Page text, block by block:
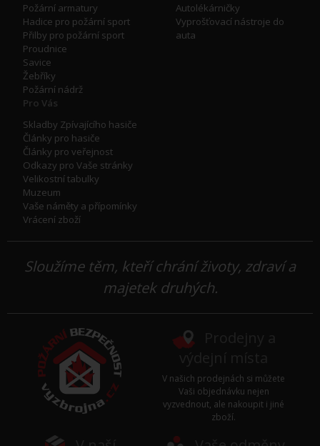
Požární armatury
Hadice pro požární sport
Přilby pro požární sport
Proudnice
Savice
Žebříky
Požární nádrž
Autolékárničky
Vyprošťovací nástroje do
auta
Pro Vás
Skladby Zpívajícího hasiče
Články pro hasiče
Články pro veřejnost
Odkazy pro Vaše stránky
Velikostní tabulky
Muzeum
Vaše náměty a přípomínky
Vrácení zboží
Sloužíme těm, kteří chrání životy, zdraví a
majetek druhých.
V našich prodejnách si můžete
Vaši objednávku nejen
vyzvednout, ale nakoupit i jiné
zboží.